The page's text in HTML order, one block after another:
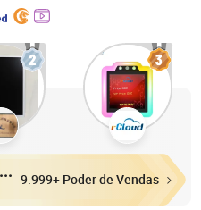
Vendas Expositores 9.999+ Poder de Vendas